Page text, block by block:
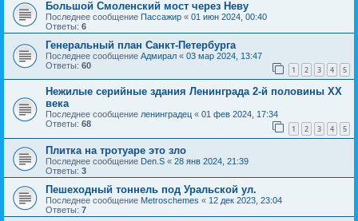
Большой Смоленский мост через Неву
Последнее сообщение Пассажир « 01 июн 2024, 00:40
Ответы: 6
Генеральный план Санкт-Петербурга
Последнее сообщение Адмирал « 03 мар 2024, 13:47
Ответы: 60 1 2 3 4 5
Нежилые серийные здания Ленинграда 2-й половины XX
века
Последнее сообщение ленинградец « 01 фев 2024, 17:34
Ответы: 68 1 2 3 4 5
Плитка на тротуаре это зло
Последнее сообщение Den.S « 28 янв 2024, 21:39
Ответы: 3
Пешеходный тоннель под Уральской ул.
Последнее сообщение Metroschemes « 12 дек 2023, 23:04
Ответы: 7